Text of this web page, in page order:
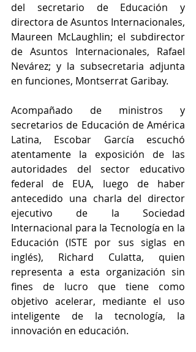
del secretario de Educación y
directora de Asuntos Internacionales,
Maureen McLaughlin; el subdirector
de Asuntos Internacionales, Rafael
Nevárez; y la subsecretaria adjunta
en funciones, Montserrat Garibay.
Acompañado de ministros y
secretarios de Educación de América
Latina, Escobar García escuchó
atentamente la exposición de las
autoridades del sector educativo
federal de EUA, luego de haber
antecedido una charla del director
ejecutivo de la Sociedad
Internacional para la Tecnología en la
Educación (ISTE por sus siglas en
inglés), Richard Culatta, quien
representa a esta organización sin
fines de lucro que tiene como
objetivo acelerar, mediante el uso
inteligente de la tecnología, la
innovación en educación.